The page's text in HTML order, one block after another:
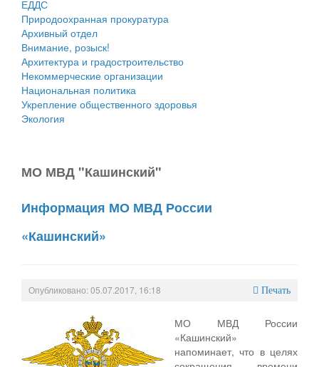
ЕДДС
Природоохранная прокуратура
Архивный отдел
Внимание, розыск!
Архитектура и градостроительство
Некоммерческие организации
Национальная политика
Укрепление общественного здоровья
Экология
МО МВД "Кашинский"
Информация МО МВД России
«Кашинский»
Опубликовано: 05.07.2017, 16:18 Печать
МО МВД России
«Кашинский»
напоминает, что в целях